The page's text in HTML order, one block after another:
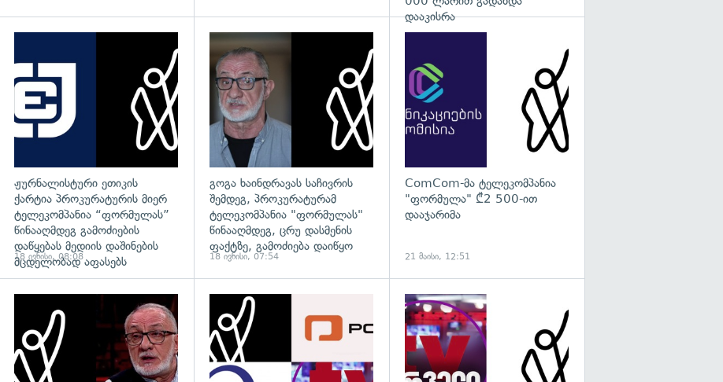
დააკისრა
გადახედვა
ჟურნალისტური ეთიკის
ქარტია პროკურატურის მიერ
ტელეკომპანია “ფორმულას”
წინააღმდეგ გამოძიების
დაწყებას მედიის დაშინების
მცდელობად აფასებს
18 ივნისი, 08:08
გოგა ხაინდრავას საჩივრის
შემდეგ, პროკურატურამ
ტელეკომპანია "ფორმულას"
წინააღმდეგ, ცრუ დასმენის
ფაქტზე, გამოძიება დაიწყო
18 ივნისი, 07:54
ComCom-მა ტელეკომპანია
"ფორმულა" ₾2 500-ით
დააჯარიმა
21 მაისი, 12:51
გადახედვა გადახედვა გადახედვა